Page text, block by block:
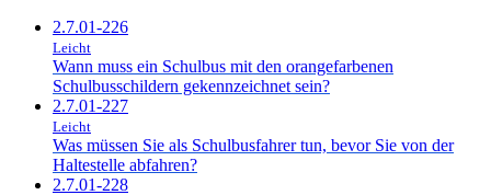
2.7.01-226
Leicht
Wann muss ein Schulbus mit den orangefarbenen
Schulbusschildern gekennzeichnet sein?
2.7.01-227
Leicht
Was müssen Sie als Schulbusfahrer tun, bevor Sie von der
Haltestelle abfahren?
2.7.01-228